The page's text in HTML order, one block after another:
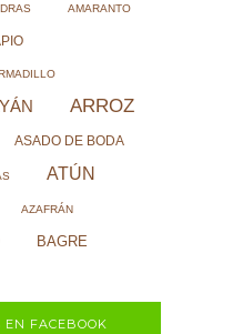
AMARANTO
ARROZ
ASADO DE BODA
ATÚN
AZAFRÁN
BAGRE
EN FACEBOOK